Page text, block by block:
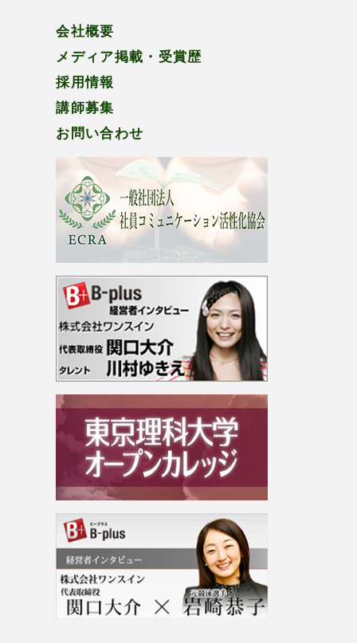
会社概要
メディア掲載・受賞歴
採用情報
講師募集
お問い合わせ